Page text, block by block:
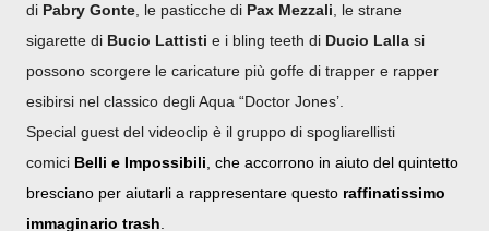
di Pabry Gonte , le pasticche di Pax Mezzali , le strane
sigarette di Bucio Lattisti e i bling teeth di Ducio Lalla si
possono scorgere le caricature più goffe di trapper e rapper
esibirsi nel classico degli Aqua “Doctor Jones’.
Special guest del videoclip è il gruppo di spogliarellisti
comici Belli e Impossibili , che accorrono in aiuto del quintetto
bresciano per aiutarli a rappresentare questo raffinatissimo
immaginario trash